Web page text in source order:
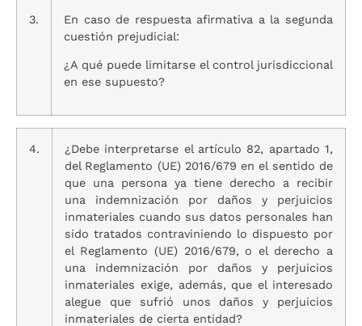
3.
En caso de respuesta afirmativa a la segunda
cuestión prejudicial:
¿A qué puede limitarse el control jurisdiccional
en ese supuesto?
4.
¿Debe interpretarse el artículo 82, apartado 1,
del Reglamento (UE) 2016/679 en el sentido de
que una persona ya tiene derecho a recibir
una indemnización por daños y perjuicios
inmateriales cuando sus datos personales han
sido tratados contraviniendo lo dispuesto por
el Reglamento (UE) 2016/679, o el derecho a
una indemnización por daños y perjuicios
inmateriales exige, además, que el interesado
alegue que sufrió unos daños y perjuicios
inmateriales de cierta entidad?